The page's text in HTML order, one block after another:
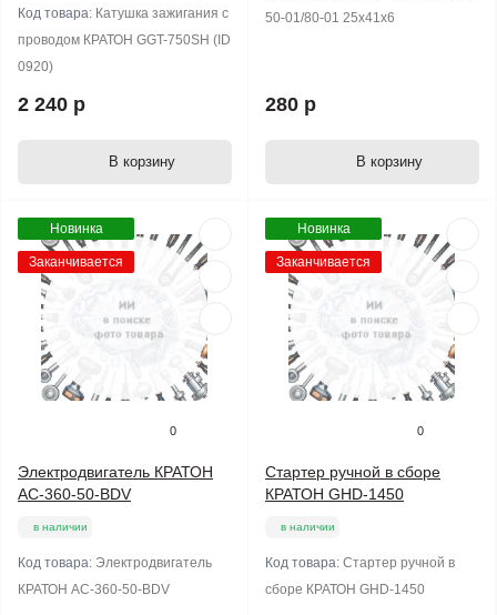
Код товара: Катушка зажигания с
проводом КРАТОН GGT-750SH (ID
0920)
2 240 р
В корзину
50-01/80-01 25x41x6
280 р
В корзину
Новинка
Заканчивается
0
Электродвигатель КРАТОН
AC-360-50-BDV
в наличии
Код товара: Электродвигатель
КРАТОН AC-360-50-BDV
Новинка
Заканчивается
0
Стартер ручной в сборе
КРАТОН GHD-1450
в наличии
Код товара: Стартер ручной в
сборе КРАТОН GHD-1450